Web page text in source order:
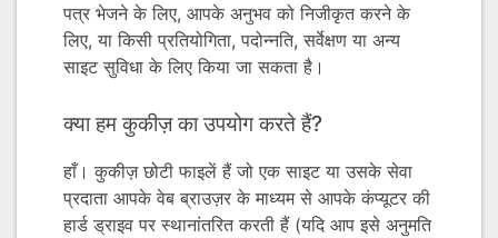
पत्र भेजने के लिए, आपके अनुभव को निजीकृत करने के
लिए, या किसी प्रतियोगिता, पदोन्नति, सर्वेक्षण या अन्य
साइट सुविधा के लिए किया जा सकता है।
क्या हम कुकीज़ का उपयोग करते हैं?
हाँ। कुकीज़ छोटी फाइलें हैं जो एक साइट या उसके सेवा
प्रदाता आपके वेब ब्राउज़र के माध्यम से आपके कंप्यूटर की
हार्ड ड्राइव पर स्थानांतरित करती हैं (यदि आप इसे अनुमति